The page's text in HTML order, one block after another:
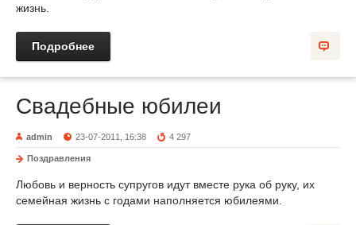
жизнь.
Подробнее
Свадебные юбилеи
admin 23-07-2011, 16:38 4 297
Поздравления
Любовь и верность супругов идут вместе рука об руку, их
семейная жизнь с годами наполняется юбилеями.